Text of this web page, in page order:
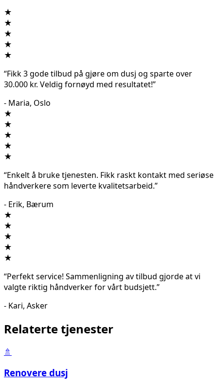
★
★
★
★
★
“Fikk 3 gode tilbud på gjøre om dusj og sparte over
30.000 kr. Veldig fornøyd med resultatet!”
- Maria, Oslo
★
★
★
★
★
“Enkelt å bruke tjenesten. Fikk raskt kontakt med seriøse
håndverkere som leverte kvalitetsarbeid.”
- Erik, Bærum
★
★
★
★
★
“Perfekt service! Sammenligning av tilbud gjorde at vi
valgte riktig håndverker for vårt budsjett.”
- Kari, Asker
Relaterte tjenester
🚿
Renovere dusj